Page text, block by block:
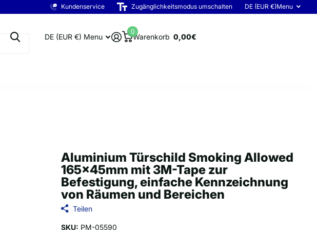
Kundenservice Zugänglichkeitsmodus umschalten DE (EUR €)Menu
DE (EUR €) Menu Warenkorb
0
0,00€
Aluminium Türschild Smoking Allowed
165x45mm mit 3M-Tape zur
Befestigung, einfache Kennzeichnung
von Räumen und Bereichen
Teilen
SKU: PM-05590